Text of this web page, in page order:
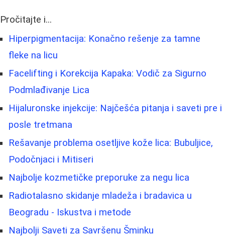
Pročitajte i...
Hiperpigmentacija: Konačno rešenje za tamne
fleke na licu
Facelifting i Korekcija Kapaka: Vodič za Sigurno
Podmlađivanje Lica
Hijaluronske injekcije: Najčešća pitanja i saveti pre i
posle tretmana
Rešavanje problema osetljive kože lica: Bubuljice,
Podočnjaci i Mitiseri
Najbolje kozmetičke preporuke za negu lica
Radiotalasno skidanje mladeža i bradavica u
Beogradu - Iskustva i metode
Najbolji Saveti za Savršenu Šminku